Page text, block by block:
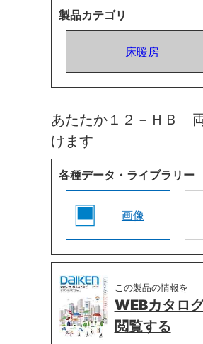
製品カテゴリ
床暖房
あたたか１２－ＨＢ
けます
各種データ・ライブラリー
画像
この製品の情報を
WEBカタロ
閲覧する